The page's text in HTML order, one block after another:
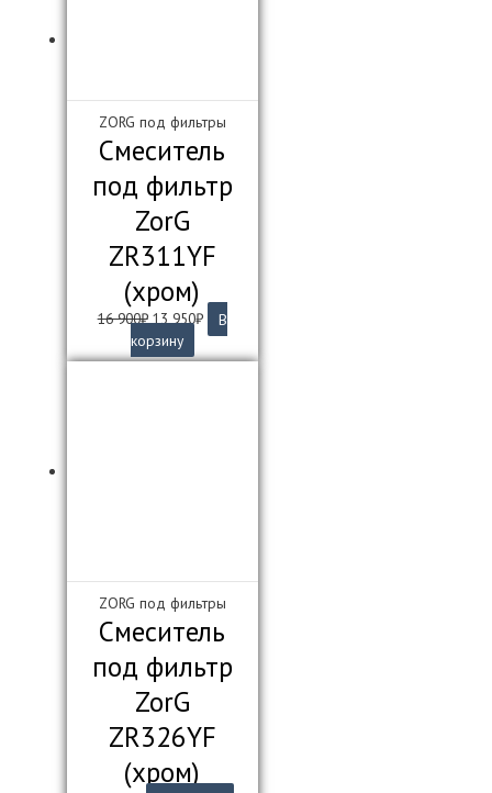
ZORG под фильтры
Смеситель
под фильтр
ZorG
ZR311YF
(хром)
16 900₽ Первоначальная
цена
составляла
13 950₽Текущая
цена:
13
В
корзину
ZORG под фильтры
Смеситель
под фильтр
ZorG
ZR326YF
(хром)